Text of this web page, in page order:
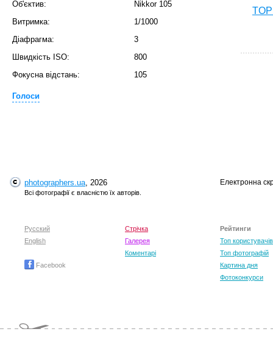
Об'єктив:
Nikkor 105
Витримка:
1/1000
Діафрагма:
3
Швидкість ISO:
800
Фокусна відстань:
105
Голоси
photographers.ua, 2026
Всі фотографії є власністю їх авторів.
Електронна
Русский
English
Facebook
Стрічка
Галерея
Коментарі
Рейтинги
Топ користувачів
Топ фотографій
Картина дня
Фотоконкурси